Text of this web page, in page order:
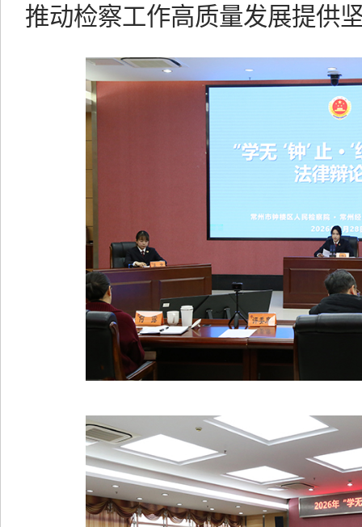
推动检察工作高质量发展提供